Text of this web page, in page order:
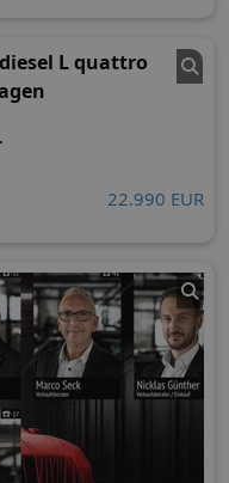
22.990 EUR